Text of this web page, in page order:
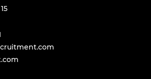
moc.t
nemti